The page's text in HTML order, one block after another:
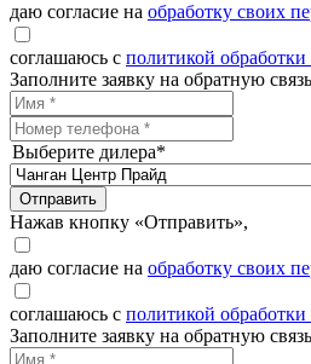
даю согласие на обработку своих
соглашаюсь с политикой
Заполните заявку на обратную связь
Выберите дилера*
Отправить
Нажав кнопку «Отправить»,
даю согласие на обработку своих
соглашаюсь с политикой
Заполните заявку на обратную связь